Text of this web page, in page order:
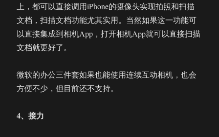
上，都可以直接调用iPhone的摄像头实现拍照和扫描
文档，扫描文档功能尤其实用。当然如果这一功能可
以直接集成到相机App，打开相机App就可以直接扫描
文档就更好了。
微软的办公三件套如果也能使用连续互动相机，也会
方便不少，但目前还不支持。
4、接力